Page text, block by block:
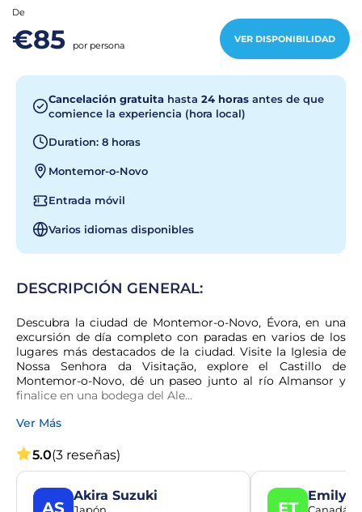
De
€85 por persona
VER DISPONIBILIDAD
Cancelación gratuita hasta 24 horas antes de que
comience la experiencia (hora local)
Duration: 8 horas
Montemor-o-Novo
Entrada móvil
Varios idiomas disponibles
DESCRIPCIÓN GENERAL:
Descubra la ciudad de Montemor-o-Novo, Évora, en una
excursión de día completo con paradas en varios de los
lugares más destacados de la ciudad. Visite la Iglesia de
Nossa Senhora da Visitação, explore el Castillo de
Montemor-o-Novo, dé un paseo junto al río Almansor y
finalice en una bodega del Ale...
Ver Más
5.0(3 reseñas)
Akira Suzuki Emily